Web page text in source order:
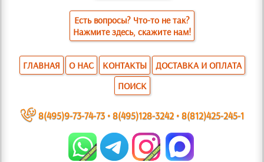
Есть вопросы? Что-то не так?
Нажмите здесь, скажите нам!
ГЛАВНАЯ О НАС КОНТАКТЫ
ДОСТАВКА И ОПЛАТА
ПОИСК
~ 8(495)9-73-74-73•8(495)128-3242•8(812)425-245-1